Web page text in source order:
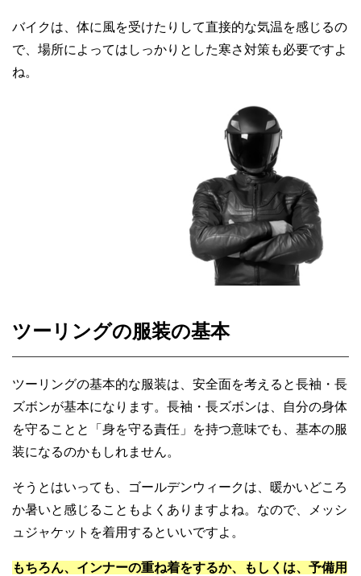
バイクは、体に風を受けたりして直接的な気温を感じるの
で、場所によってはしっかりとした寒さ対策も必要ですよ
ね。
ツーリングの服装の基本
ツーリングの基本的な服装は、安全面を考えると長袖・長
ズボンが基本になります。長袖・長ズボンは、自分の身体
を守ることと「身を守る責任」を持つ意味でも、基本の服
装になるのかもしれません。
そうとはいっても、ゴールデンウィークは、暖かいどころ
か暑いと感じることもよくありますよね。なので、メッシ
ュジャケットを着用するといいですよ。
もちろん、インナーの重ね着をするか、もしくは、予備用